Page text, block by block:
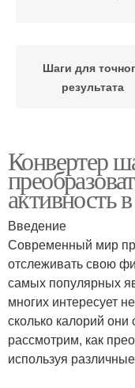
Шаги для
результата
Конвертер
активность
Введение
Современный мир
отслеживать свою
самых популярных
многих интересует
сколько калорий
рассмотрим, как
используя